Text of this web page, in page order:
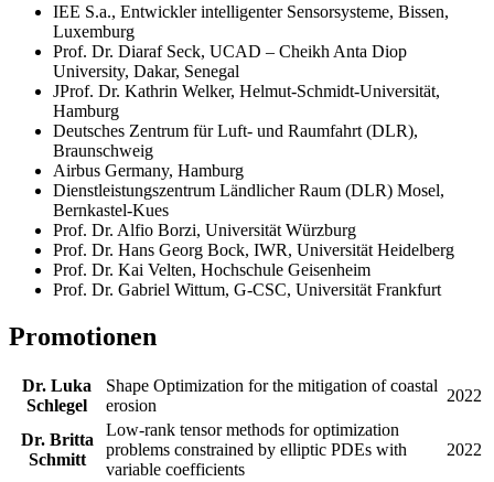
IEE S.a., Entwickler intelligenter Sensorsysteme, Bissen,
Luxemburg
Prof. Dr. Diaraf Seck, UCAD – Cheikh Anta Diop
University, Dakar, Senegal
JProf. Dr. Kathrin Welker, Helmut-Schmidt-Universität,
Hamburg
Deutsches Zentrum für Luft- und Raumfahrt (DLR),
Braunschweig
Airbus Germany, Hamburg
Dienstleistungszentrum Ländlicher Raum (DLR) Mosel,
Bernkastel-Kues
Prof. Dr. Alfio Borzi, Universität Würzburg
Prof. Dr. Hans Georg Bock, IWR, Universität Heidelberg
Prof. Dr. Kai Velten, Hochschule Geisenheim
Prof. Dr. Gabriel Wittum, G-CSC, Universität Frankfurt
Promotionen
Dr. Luka
Schlegel
Shape Optimization for the mitigation of coastal
erosion
2022
Dr. Britta
Schmitt
Low-rank tensor methods for optimization
problems constrained by elliptic PDEs with
variable coefficients
2022